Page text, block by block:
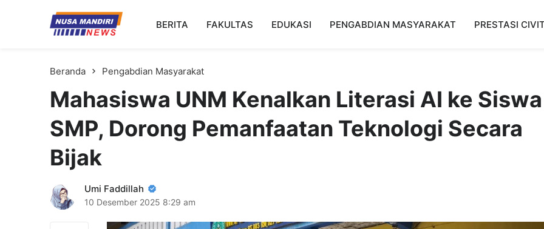
Kampus Digital Bisnis
Universitas Nusa Mandiri
BERITA FAKULTAS EDUKASI PENGABDIAN MASYARAKAT PRESTASI
Beranda Pengabdian Masyarakat
Mahasiswa UNM Kenalkan Literasi AI ke Siswa
SMP, Dorong Pemanfaatan Teknologi Secara
Bijak
Umi Faddillah
10 Desember 2025 8:29 am